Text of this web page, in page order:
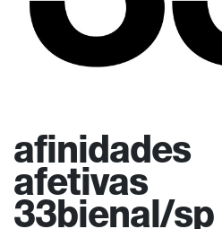
afinidades
afetivas
33bienal/sp